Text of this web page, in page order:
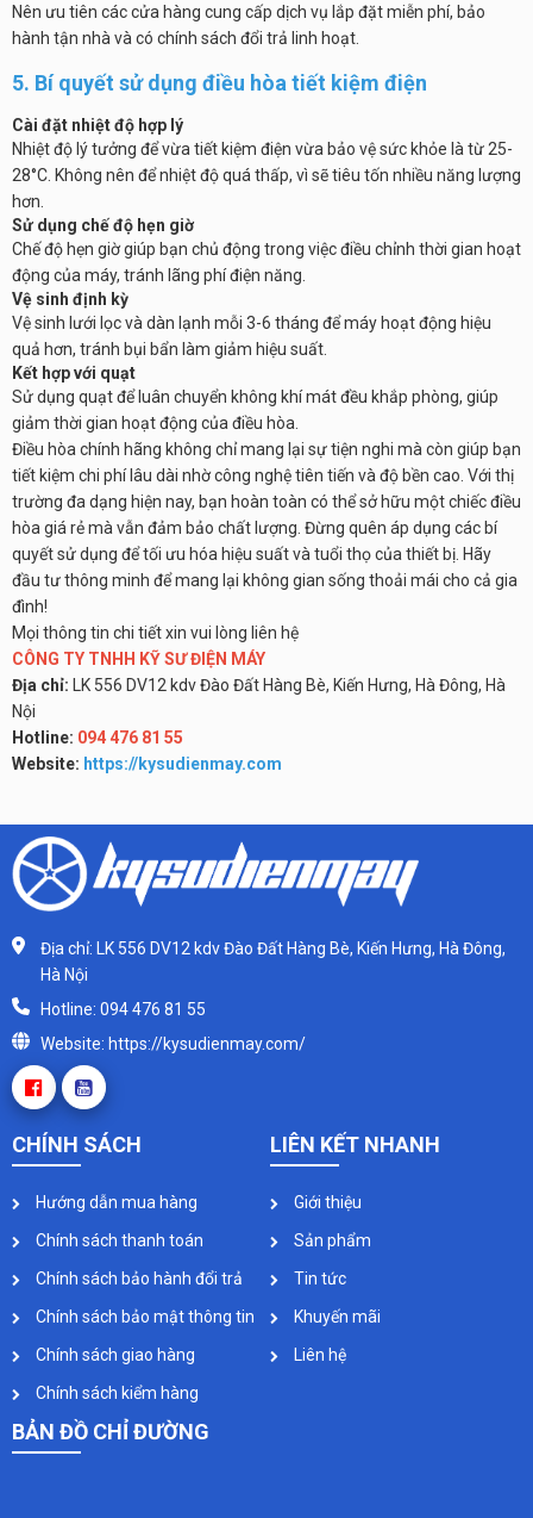
Nên ưu tiên các cửa hàng cung cấp dịch vụ lắp đặt miễn phí, bảo
hành tận nhà và có chính sách đổi trả linh hoạt.
5. Bí quyết sử dụng điều hòa tiết kiệm điện
Cài đặt nhiệt độ hợp lý
Nhiệt độ lý tưởng để vừa tiết kiệm điện vừa bảo vệ sức khỏe là từ 25-
28°C. Không nên để nhiệt độ quá thấp, vì sẽ tiêu tốn nhiều năng lượng
hơn.
Sử dụng chế độ hẹn giờ
Chế độ hẹn giờ giúp bạn chủ động trong việc điều chỉnh thời gian hoạt
động của máy, tránh lãng phí điện năng.
Vệ sinh định kỳ
Vệ sinh lưới lọc và dàn lạnh mỗi 3-6 tháng để máy hoạt động hiệu
quả hơn, tránh bụi bẩn làm giảm hiệu suất.
Kết hợp với quạt
Sử dụng quạt để luân chuyển không khí mát đều khắp phòng, giúp
giảm thời gian hoạt động của điều hòa.
Điều hòa chính hãng không chỉ mang lại sự tiện nghi mà còn giúp bạn
tiết kiệm chi phí lâu dài nhờ công nghệ tiên tiến và độ bền cao. Với thị
trường đa dạng hiện nay, bạn hoàn toàn có thể sở hữu một chiếc điều
hòa giá rẻ mà vẫn đảm bảo chất lượng. Đừng quên áp dụng các bí
quyết sử dụng để tối ưu hóa hiệu suất và tuổi thọ của thiết bị. Hãy
đầu tư thông minh để mang lại không gian sống thoải mái cho cả gia
đình!
Mọi thông tin chi tiết xin vui lòng liên hệ
CÔNG TY TNHH KỸ SƯ ĐIỆN MÁY
Địa chỉ: LK 556 DV12 kdv Đào Đất Hàng Bè, Kiến Hưng, Hà Đông, Hà
Nội
Hotline: 094 476 81 55
Website: https://kysudienmay.com
Địa chỉ: LK 556 DV12 kdv Đào Đất Hàng Bè, Kiến Hưng, Hà Đông,
Hà Nội
Hotline: 094 476 81 55
Website: https://kysudienmay.com/
CHÍNH SÁCH
Hướng dẫn mua hàng
Chính sách thanh toán
Chính sách bảo hành đổi trả
Chính sách bảo mật thông tin
Chính sách giao hàng
Chính sách kiểm hàng
LIÊN KẾT NHANH
Giới thiệu
Sản phẩm
Tin tức
Khuyến mãi
Liên hệ
BẢN ĐỒ CHỈ ĐƯỜNG